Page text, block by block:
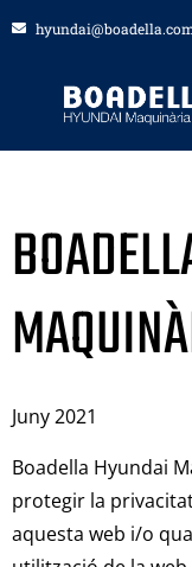
Juny 2021
Boadella Hyundai
protegir la
aquesta web i/o